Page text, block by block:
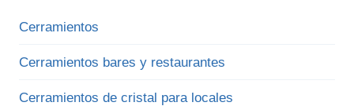
Cerramientos
Cerramientos bares y restaurantes
Cerramientos de cristal para locales